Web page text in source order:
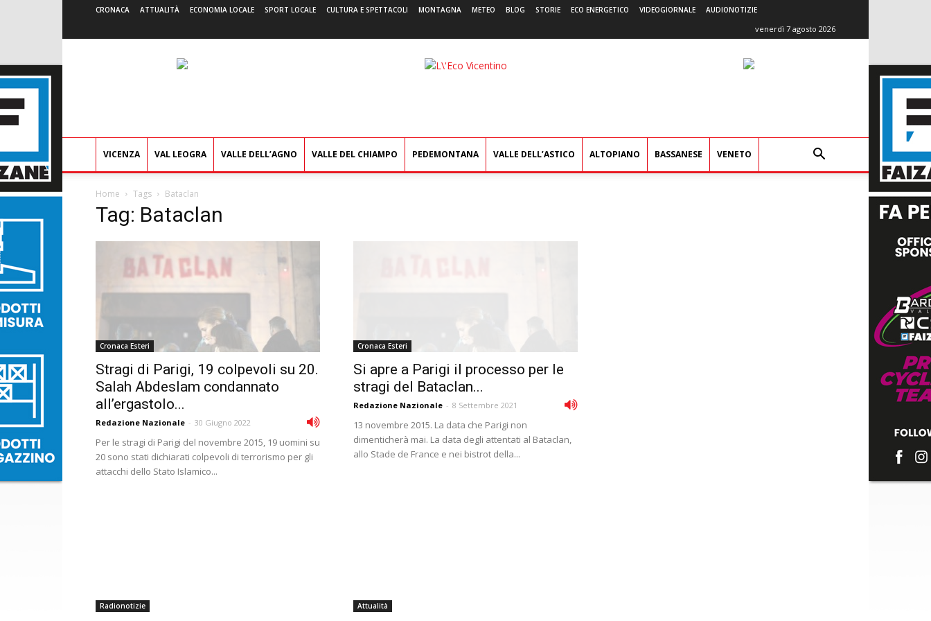
CRONACA ATTUALITÀ ECONOMIA LOCALE SPORT LOCALE CULTURA E SPETTACOLI MONTAGNA METEO BLOG STORIE ECO ENERGETICO VIDEOGIORNALE AUDIONOTIZIE
venerdì 7 agosto 2026
L'Eco
VICENZA VAL LEOGRA VALLE DELL’AGNO VALLE DEL CHIAMPO PEDEMONTANA VALLE DELL’ASTICO ALTOPIANO BASSANESE VENETO
Home Tags Bataclan
Tag: Bataclan
Cronaca Esteri
Stragi di Parigi, 19 colpevoli su 20.
Salah Abdeslam condannato
all’ergastolo...
Redazione Nazionale - 30 Giugno 2022
Per le stragi di Parigi del novembre 2015, 19 uomini su
20 sono stati dichiarati colpevoli di terrorismo per gli
attacchi dello Stato Islamico...
Cronaca Esteri
Si apre a Parigi il processo per le
stragi del Bataclan...
Redazione Nazionale - 8 Settembre 2021
13 novembre 2015. La data che Parigi non
dimenticherà mai. La data degli attentati al Bataclan,
allo Stade de France e nei bistrot della...
Radionotizie Attualità